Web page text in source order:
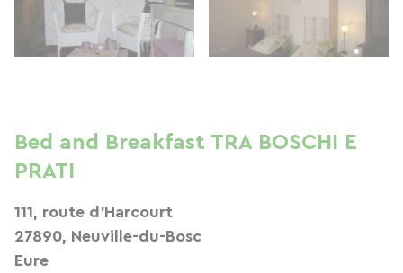
Bed and Breakfast TRA BOSCHI E
PRATI
111, route d'Harcourt
27890, Neuville-du-Bosc
Eure